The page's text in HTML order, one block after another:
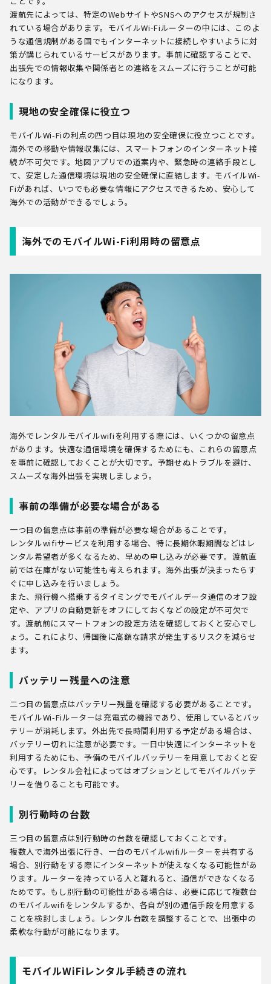
渡航先によっては、特定のWebサイトやSNSへのアクセスが規制さ
れている場合があります。モバイルWi-Fiルーターの中には、このよ
うな通信規制がある国でもインターネットに接続しやすいように対
策が講じられているサービスがあります。事前に確認することで、
出張先での情報収集や関係者との連絡をスムーズに行うことが可能
になります。
現地の安全確保に役立つ
モバイルWi-Fiの利点の四つ目は現地の安全確保に役立つことです。
海外での移動や情報収集には、スマートフォンのインターネット接
続が不可欠です。地図アプリでの道案内や、緊急時の連絡手段とし
て、安定した通信環境は現地の安全確保に直結します。モバイルWi-
Fiがあれば、いつでも必要な情報にアクセスできるため、安心して
海外での活動ができるでしょう。
海外でのモバイルWi-Fi利用時の留意点
海外でレンタルモバイルwifiを利用する際には、いくつかの留意点
があります。快適な通信環境を確保するためにも、これらの留意点
を事前に確認しておくことが大切です。予期せぬトラブルを避け、
スムーズな海外出張を実現しましょう。
事前の準備が必要な場合がある
一つ目の留意点は事前の準備が必要な場合があることです。
レンタルwifiサービスを利用する場合、特に長期休暇期間などはレ
ンタル希望者が多くなるため、早めの申し込みが必要です。渡航直
前では在庫がない可能性も考えられます。海外出張が決まったらす
ぐに申し込みを行いましょう。
また、飛行機へ搭乗するタイミングでモバイルデータ通信のオフ設
定や、アプリの自動更新をオフにしておくなどの設定が不可欠で
す。渡航前にスマートフォンの設定方法を確認しておくと安心でし
ょう。これにより、帰国後に高額な請求が発生するリスクを減らせ
ます。
バッテリー残量への注意
二つ目の留意点はバッテリー残量を確認する必要があることです。
モバイルWi-Fiルーターは充電式の機器であり、使用しているとバッ
テリーが消耗します。外出先で長時間利用する予定がある場合は、
バッテリー切れに注意が必要です。一日中快適にインターネットを
利用するためにも、予備のモバイルバッテリーを用意しておくと安
心です。レンタル会社によってはオプションとしてモバイルバッテ
リーを借りることも可能です。
別行動時の台数
三つ目の留意点は別行動時の台数を確認しておくことです。
複数人で海外出張に行き、一台のモバイルwifiルーターを共有する
場合、別行動をする際にインターネットが使えなくなる可能性があ
ります。ルーターを持っている人と離れると、通信ができなくなる
ためです。もし別行動の可能性がある場合は、必要に応じて複数台
のモバイルwifiをレンタルするか、各自が別の通信手段を用意する
ことを検討しましょう。レンタル台数を調整することで、出張中の
柔軟な行動が可能になります。
モバイルWiFiレンタル手続きの流れ